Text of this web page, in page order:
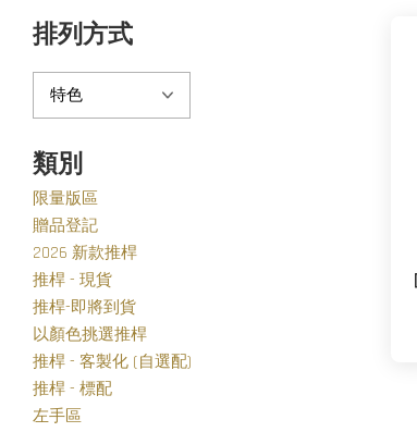
排列方式
類別
限量版區
贈品登記
2026 新款推桿
推桿 - 現貨
推桿-即將到貨
以顏色挑選推桿
推桿 - 客製化 (自選配)
推桿 - 標配
左手區